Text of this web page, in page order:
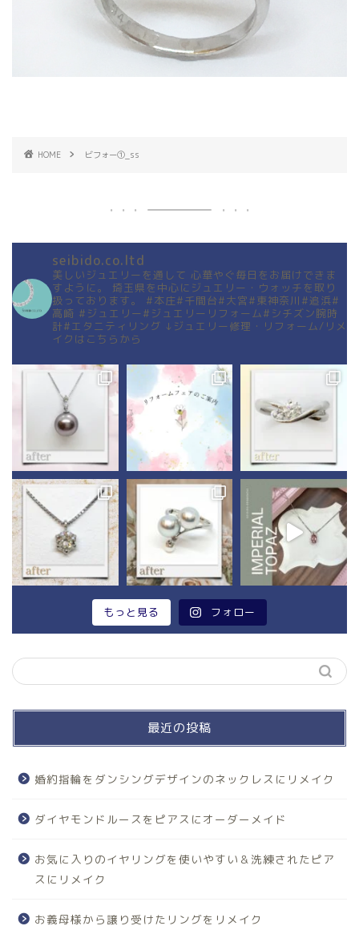
HOME ビフォー①_ss
seibido.co.ltd
美しいジュエリーを通して 心華やぐ毎日をお届けできま
すように。
埼玉県を中心にジュエリー・ウォッチを取り
扱っております。
#本庄#千間台#大宮#東神奈川#追浜#
高崎 #ジュエリー#ジュエリーリフォーム#シチズン腕時
計#エタニティリング ↓ジュエリー修理・リフォーム/リメ
イクはこちらから
もっと見る フォロー
最近の投稿
婚約指輪をダンシングデザインのネックレスにリメイク
ダイヤモンドルースをピアスにオーダーメイド
お気に入りのイヤリングを使いやすい＆洗練されたピア
スにリメイク
お義母様から譲り受けたリングをリメイク